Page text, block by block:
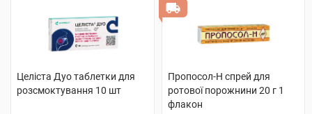
Целіста Дуо таблетки для
розсмоктування 10 шт
Пропосол-Н спрей для
ротової порожнини 20 г 1
флакон